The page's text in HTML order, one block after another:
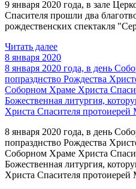
9 января 2020 года, в зале
Спасителя прошли два
рождественских спектакля
Читать далее
8 января 2020
8 января 2020 года, в день
попразднство Рождества
Соборном Храме Христа
Божественная литургия,
Христа Спасителя протоиерей
8 января 2020 года, в день
попразднство Рождества
Соборном Храме Христа
Божественная литургия,
Христа Спасителя протоиерей